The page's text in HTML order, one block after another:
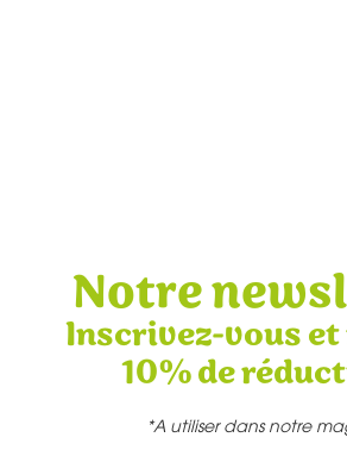
Notre
Inscrivez-vous et
10% de
*A utiliser dans notre